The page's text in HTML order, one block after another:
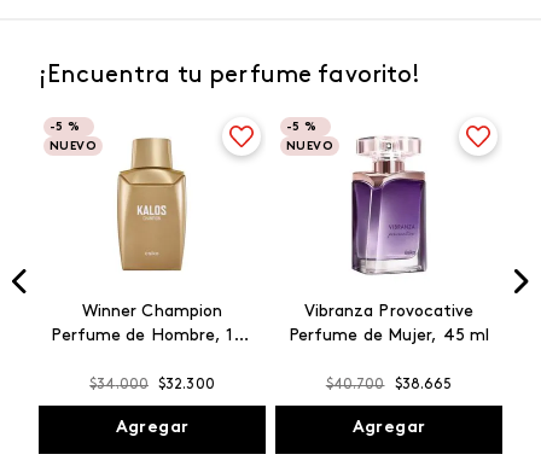
¡Encuentra tu perfume favorito!
-5 %
NUEVO
Winner Champion
Perfume de Hombre, 100
$34.000 $32.300
Agregar
-5 %
NUEVO
Vibranza Provocative
Perfume de Mujer, 45 ml
$40.700 $38.665
Agregar